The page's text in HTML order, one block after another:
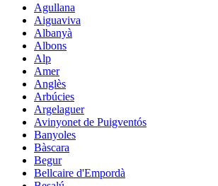
Agullana
Aiguaviva
Albanyà
Albons
Alp
Amer
Anglès
Arbúcies
Argelaguer
Avinyonet de Puigventós
Banyoles
Bàscara
Begur
Bellcaire d'Empordà